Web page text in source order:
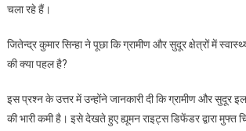
चला रहे हैं।
जितेन्द्र कुमार सिन्हा ने पूछा कि ग्रामीण और सुदूर क्षेत्रों में
की क्या पहल है?
इस प्रश्न के उत्तर में उन्होंने जानकारी दी कि ग्रामीण और सुदूर
की भारी कमी है। इसे देखते हुए ह्यूमन राइट्स डिफेंडर द्वारा मुफ्त